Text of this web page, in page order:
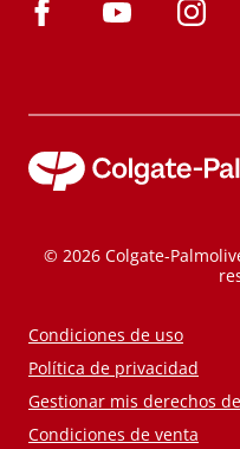
© 2026 Colgate-
Condiciones de uso
Política de privacidad
Gestionar mis derechos
Condiciones de venta